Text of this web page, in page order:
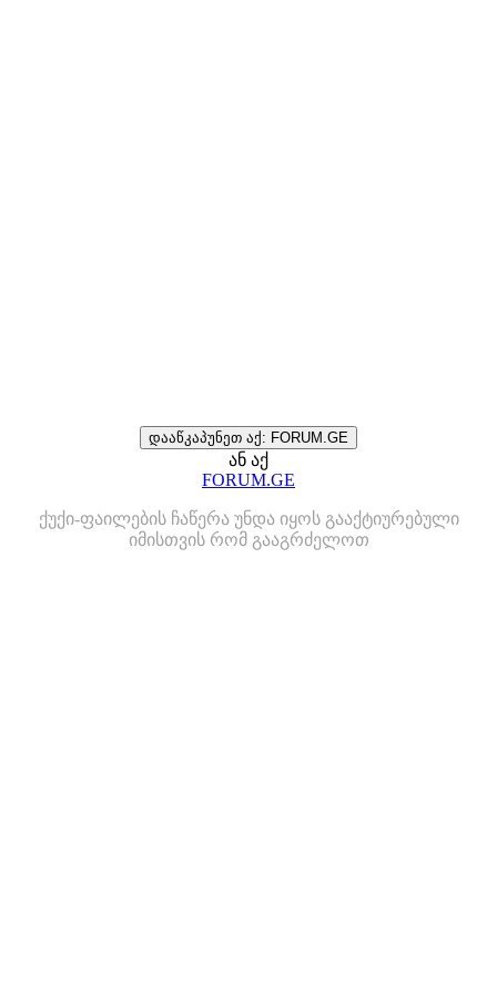
დააწკაპუნეთ აქ: FORUM.GE
ან აქ
FORUM.GE
ქუქი-ფაილების ჩაწერა უნდა იყოს გააქტიურებული
იმისთვის რომ გააგრძელოთ